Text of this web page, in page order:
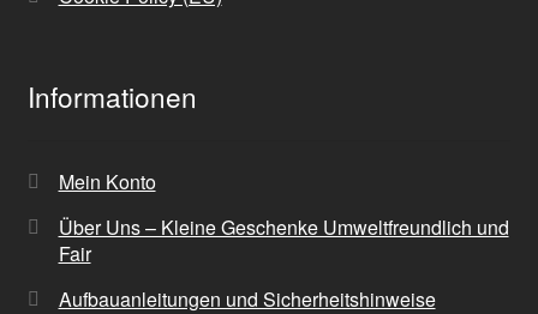
Informationen
Mein Konto
Über Uns – Kleine Geschenke Umweltfreundlich und
Fair
Aufbauanleitungen und Sicherheitshinweise